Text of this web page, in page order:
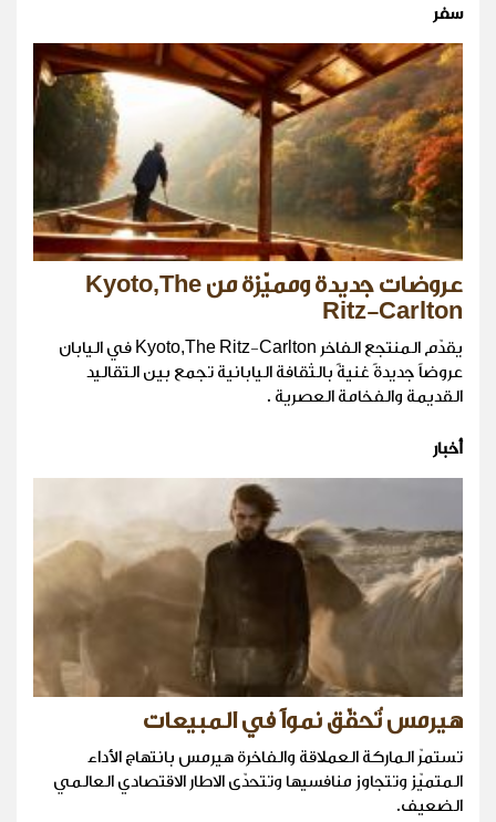
سفر
عروضات جديدة ومميّزة من Kyoto,The
Ritz-Carlton
يقدّم المنتجع الفاخر Kyoto,The Ritz-Carlton في اليابان
عروضاً جديدةً غنيةً بالثقافة اليابانية تجمع بين التقاليد
القديمة والفخامة العصرية .
أخبار
هيرمس تُحقّق نمواً في المبيعات
تستمرّ الماركة العملاقة والفاخرة هيرمس بانتهاج الأداء
المتميّز وتتجاوز منافسيها وتتحدّى الاطار الاقتصادي العالمي
الضعيف.